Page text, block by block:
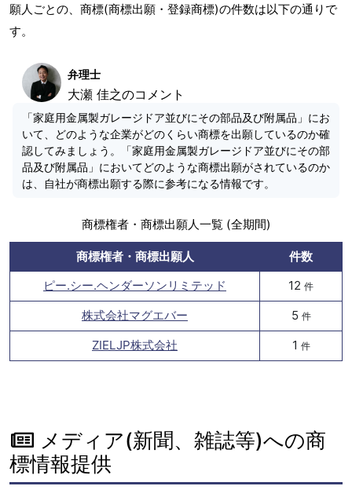
願人ごとの、商標(商標出願・登録商標)の件数は以下の通りで
す。
弁理士
大瀬 佳之のコメント
「家庭用金属製ガレージドア並びにその部品及び附属品」にお
いて、どのような企業がどのくらい商標を出願しているのか確
認してみましょう。「家庭用金属製ガレージドア並びにその部
品及び附属品」においてどのような商標出願がされているのか
は、自社が商標出願する際に参考になる情報です。
商標権者・商標出願人一覧 (全期間)
商標権者・商標出願人
件数
ピー.シー.ヘンダーソンリミテッド
12 件
株式会社マグエバー 5 件
ZIELJP株式会社 1 件
メディア(新聞、雑誌等)への商
標情報提供